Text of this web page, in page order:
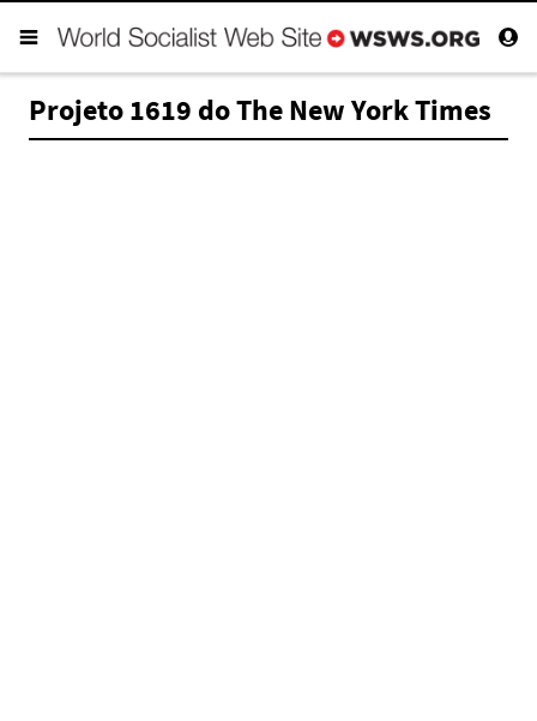
Projeto 1619 do The New York Times